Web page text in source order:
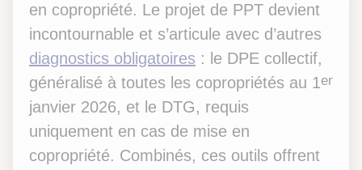
en copropriété. Le projet de PPT devient
incontournable et s’articule avec d’autres
diagnostics obligatoires : le DPE collectif,
généralisé à toutes les copropriétés au 1er
janvier 2026, et le DTG, requis
uniquement en cas de mise en
copropriété. Combinés, ces outils offrent